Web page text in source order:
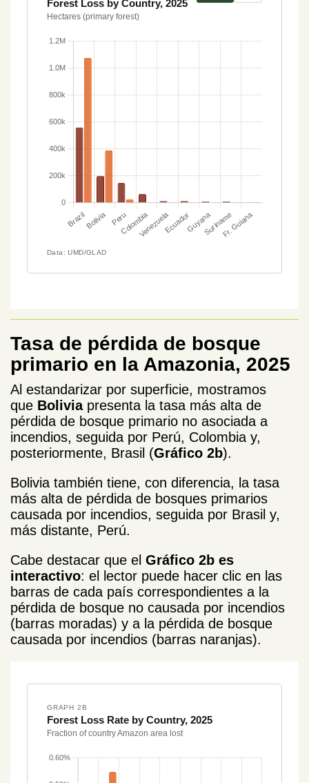
Tasa de pérdida de bosque
primario en la Amazonia, 2025
Al estandarizar por superficie, mostramos
que Boliviapresenta la tasa más alta de
pérdida de bosque primario no asociada a
incendios, seguida por Perú, Colombia y,
posteriormente, Brasil (Gráfico 2b).
Bolivia también tiene, con diferencia, la tasa
más alta de pérdida de bosques primarios
causada por incendios, seguida por Brasil y,
más distante, Perú.
Cabe destacar que el Gráfico 2b es
interactivo: el lector puede hacer clic en las
barras de cada país correspondientes a la
pérdida de bosque no causada por incendios
(barras moradas) y a la pérdida de bosque
causada por incendios (barras naranjas).